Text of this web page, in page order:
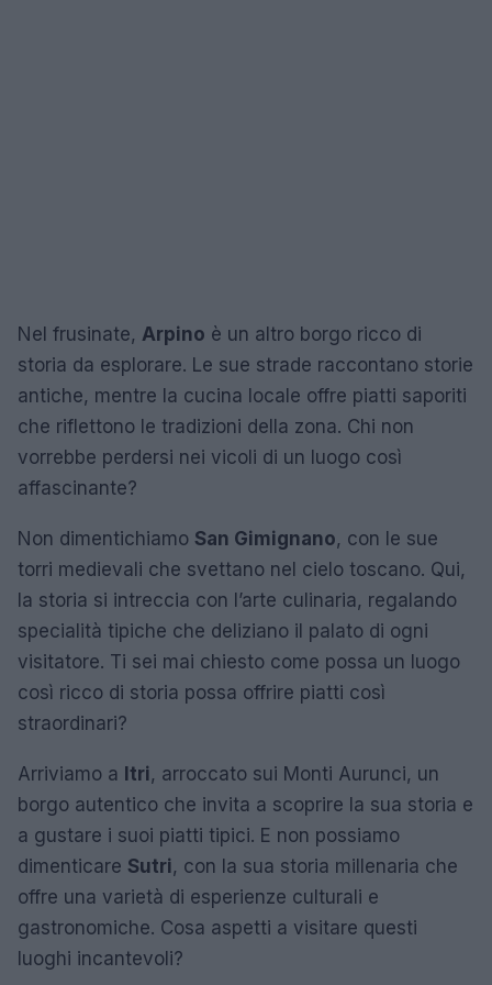
Nel frusinate, Arpino è un altro borgo ricco di
storia da esplorare. Le sue strade raccontano storie
antiche, mentre la cucina locale offre piatti saporiti
che riflettono le tradizioni della zona. Chi non
vorrebbe perdersi nei vicoli di un luogo così
affascinante?
Non dimentichiamo San Gimignano, con le sue
torri medievali che svettano nel cielo toscano. Qui,
la storia si intreccia con l’arte culinaria, regalando
specialità tipiche che deliziano il palato di ogni
visitatore. Ti sei mai chiesto come possa un luogo
così ricco di storia possa offrire piatti così
straordinari?
Arriviamo a Itri, arroccato sui Monti Aurunci, un
borgo autentico che invita a scoprire la sua storia e
a gustare i suoi piatti tipici. E non possiamo
dimenticare Sutri, con la sua storia millenaria che
offre una varietà di esperienze culturali e
gastronomiche. Cosa aspetti a visitare questi
luoghi incantevoli?